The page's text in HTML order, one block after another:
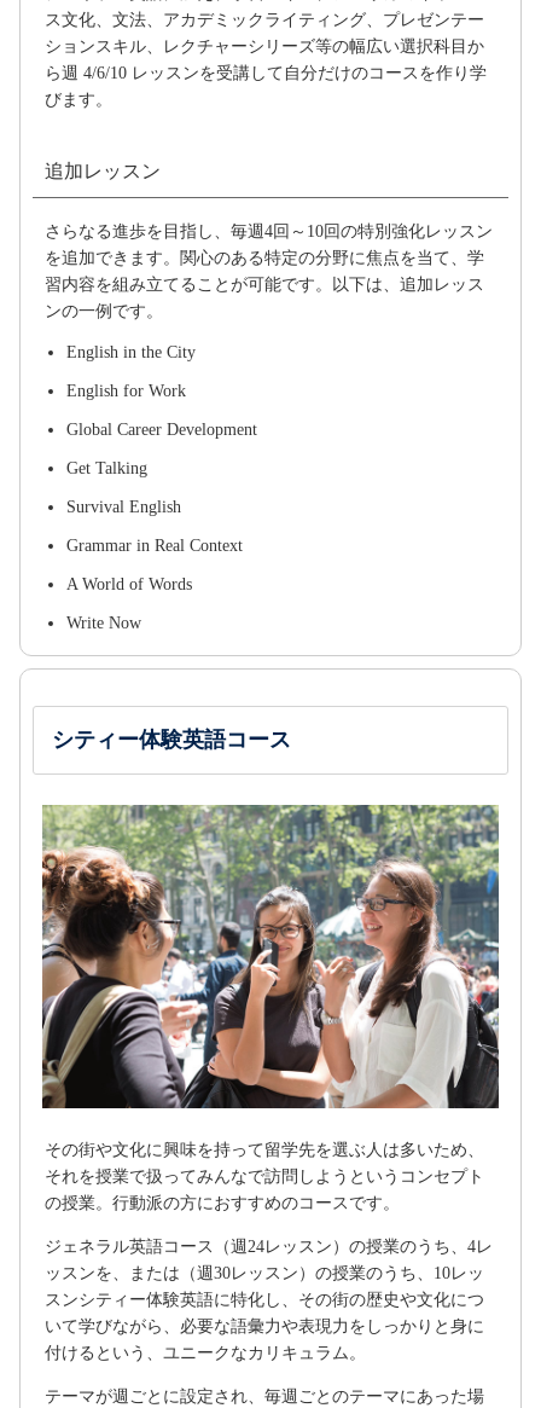
ス文化、文法、アカデミックライティング、プレゼンテー
ションスキル、レクチャーシリーズ等の幅広い選択科目か
ら週 4/6/10 レッスンを受講して自分だけのコースを作り学
びます。
追加レッスン
さらなる進歩を目指し、毎週4回～10回の特別強化レッスン
を追加できます。関心のある特定の分野に焦点を当て、学
習内容を組み立てることが可能です。以下は、追加レッス
ンの一例です。
English in the City
English for Work
Global Career Development
Get Talking
Survival English
Grammar in Real Context
A World of Words
Write Now
シティー体験英語コース
その街や文化に興味を持って留学先を選ぶ人は多いため、
それを授業で扱ってみんなで訪問しようというコンセプト
の授業。行動派の方におすすめのコースです。
ジェネラル英語コース（週24レッスン）の授業のうち、4レ
ッスンを、または（週30レッスン）の授業のうち、10レッ
スンシティー体験英語に特化し、その街の歴史や文化につ
いて学びながら、必要な語彙力や表現力をしっかりと身に
付けるという、ユニークなカリキュラム。
テーマが週ごとに設定され、毎週ごとのテーマにあった場